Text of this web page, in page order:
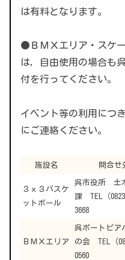
は有料となります。
●ＢＭＸエリア・スケ
は，自由使用の場合も
付を行ってください。
イベント等の利用につ
にご連絡ください。
施設名 問合せ
３ｘ３バスケ
ットボール
呉市役所 土
課 TEL（
3668
ＢＭＸエリア
呉ポートピア
の会 TEL（
0560